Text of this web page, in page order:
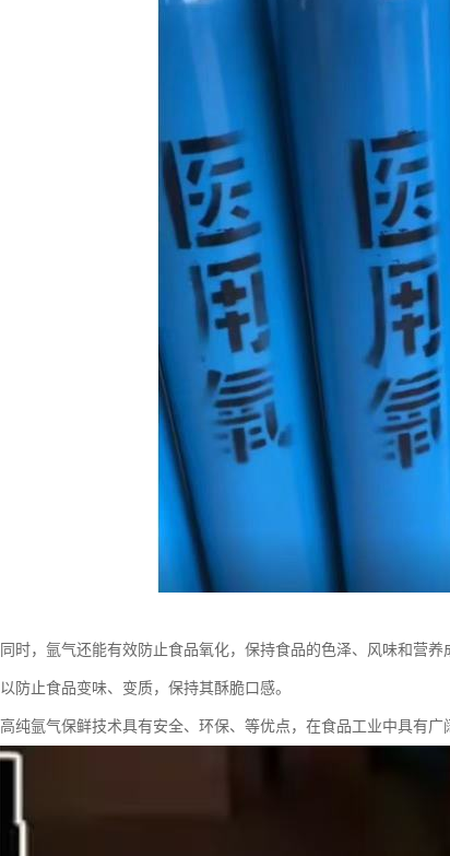
同时，氩气还能有效防止食品氧化，保持食品的色泽、风味和营
以防止食品变味、变质，保持其酥脆口感。
高纯氩气保鲜技术具有安全、环保、等优点，在食品工业中具有广